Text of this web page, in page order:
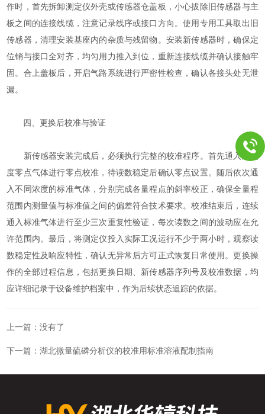
作时，首先拆卸测定仪外壳或传感器仓盖板，小心拔除旧传感器与主
板之间的连接线缆，注意记录线序或接口方向。使用专用工具取出旧
传感器，清理安装基座内的杂质与残留物。安装新传感器时，确保定
位销与接口全对齐，均匀用力推入到位，重新连接线缆并确认接触牢
固。合上盖板后，开启气路系统进行严密性检查，确认各接头处无泄
漏。
四、更换后校准与验证
新传感器安装完成后，必须执行完整的校准程序。首先通入高纯
度零点气体进行零点校准，待读数稳定后确认零点设置。随后依次通
入不同浓度的标准气体，分别完成各量程点的斜率校正，确保全量程
范围内测量值与标准值之间的偏差符合技术要求。校准结束后，连续
通入标准气体进行至少三次重复性验证，每次读数之间的波动应在允
许范围内。最后，将测定仪投入实际工况运行不少于两小时，观察读
数稳定性及响应特性，确认无异常后方可正式恢复日常使用。更换操
作的全部过程信息，包括更换日期、新传感器序列号及校准数据，均
应详细记录于设备维护档案中，作为后续状态追踪的依据。
上一篇：没有了
下一篇：湖北微量硫磷分析仪的校准用标准溶液配制指南